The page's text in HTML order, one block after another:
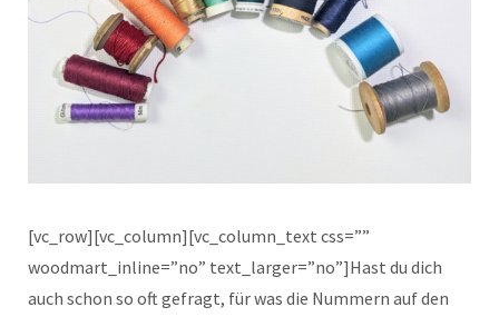
[vc_row][vc_column][vc_column_text css=””
woodmart_inline=”no” text_larger=”no”]Hast du dich
auch schon so oft gefragt, für was die Nummern auf den